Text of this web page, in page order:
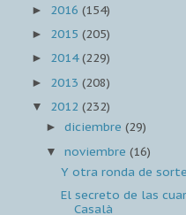
► 2016 (154)
► 2015 (205)
► 2014(229)
► 2013 (208)
▼ 2012 (232)
►diciembre(29)
▼noviembre(16)
Y otra ronda de
El secreto de las
Casalà